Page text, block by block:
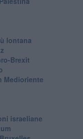
lontana
Brexit
Medioriente
israeliane